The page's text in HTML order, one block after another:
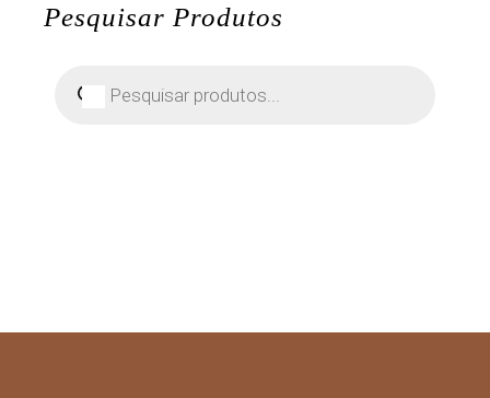
Pesquisar Produtos
produtos